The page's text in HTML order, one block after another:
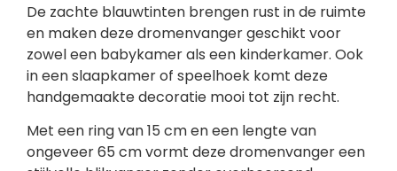
De zachte blauwtinten brengen rust in de ruimte
en maken deze dromenvanger geschikt voor
zowel een babykamer als een kinderkamer. Ook
in een slaapkamer of speelhoek komt deze
handgemaakte decoratie mooi tot zijn recht.
Met een ring van 15 cm en een lengte van
ongeveer 65 cm vormt deze dromenvanger een